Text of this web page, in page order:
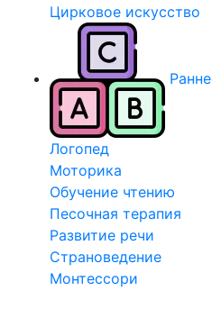
Цирковое искусство
Логопед
Моторика
Обучение чтению
Песочная терапия
Развитие речи
Страноведение
Монтессори